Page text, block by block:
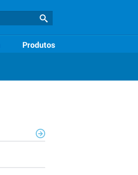
Produtos